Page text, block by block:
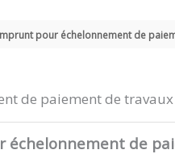
pour échelonnement de
de paiement de travaux
de